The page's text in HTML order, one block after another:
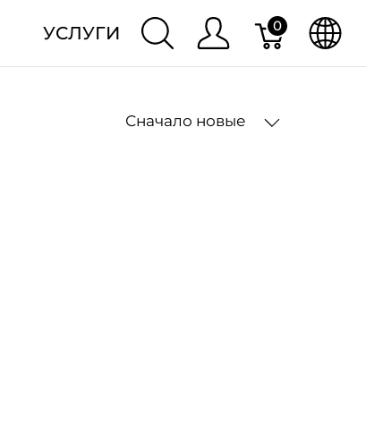
УСЛУГИ 0
Сначало новые